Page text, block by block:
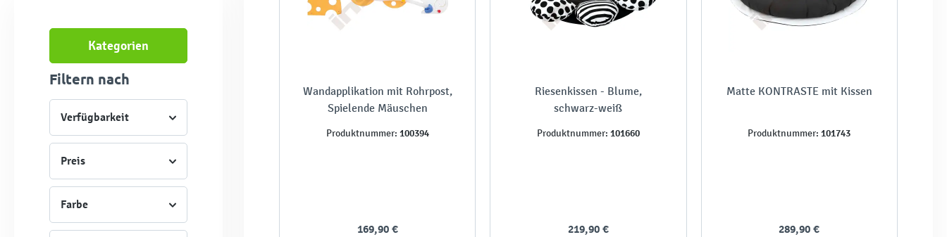
Kategorien
Filtern nach
Verfügbarkeit
Preis
Farbe
Wandapplikation mit Rohrpost,
Spielende Mäuschen
Produktnummer: 100394
169,90 €
Riesenkissen - Blume,
schwarz-weiß
Produktnummer: 101660
219,90 €
Matte KONTRASTE mit Kissen
Produktnummer: 101743
289,90 €